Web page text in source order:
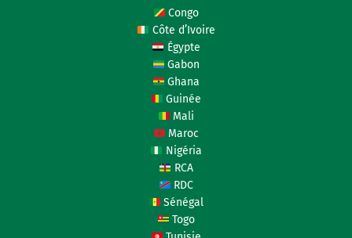
Congo
Côte d’Ivoire
Égypte
Gabon
Ghana
Guinée
Mali
Maroc
Nigéria
RCA
RDC
Sénégal
Togo